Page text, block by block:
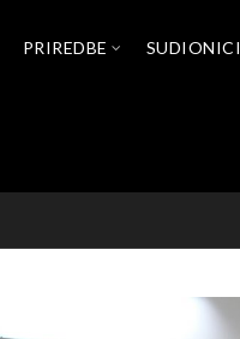
PRIREDBE SUDIONICI